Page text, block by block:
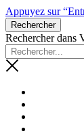
Appuyez sur
Rechercher
Rechercher dans